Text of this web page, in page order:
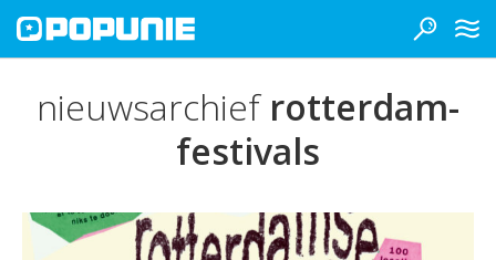
nieuwsarchief rotterdam-
festivals